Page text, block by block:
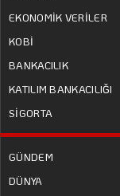
EKONOMİK VERİLER
KOBİ
BANKACILIK
KATILIM BANKACILIĞI
SİGORTA
GÜNDEM
DÜNYA